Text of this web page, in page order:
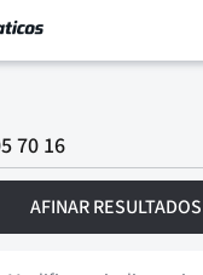
70 16
AFINAR RESULTADOS